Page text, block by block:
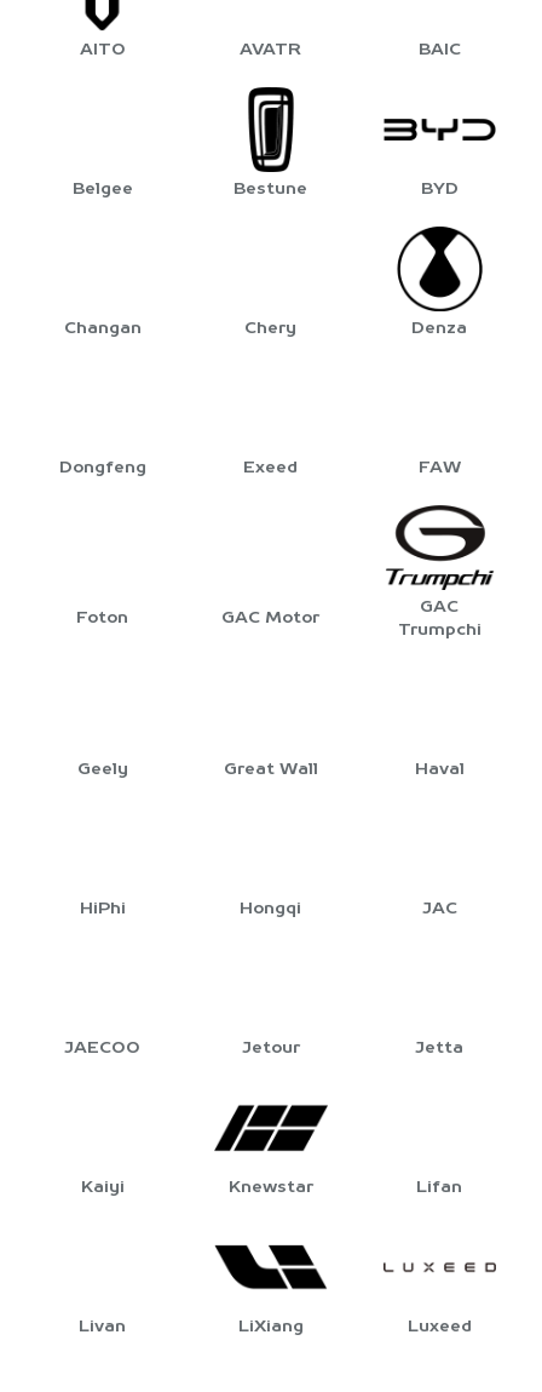
AITO AVATR BAIC
Belgee Bestune BYD
Changan Chery Denza
Dongfeng Exeed FAW
Foton GAC Motor
GAC
Trumpchi
Geely Great Wall Haval
HiPhi Hongqi JAC
JAECOO Jetour Jetta
Kaiyi Knewstar Lifan
Livan LiXiang Luxeed